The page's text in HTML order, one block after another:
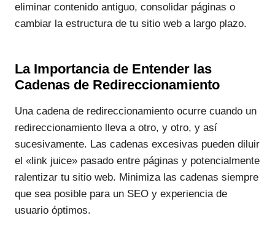
eliminar contenido antiguo, consolidar páginas o
cambiar la estructura de tu sitio web a largo plazo.
La Importancia de Entender las
Cadenas de Redireccionamiento
Una cadena de redireccionamiento ocurre cuando un
redireccionamiento lleva a otro, y otro, y así
sucesivamente. Las cadenas excesivas pueden diluir
el «link juice» pasado entre páginas y potencialmente
ralentizar tu sitio web. Minimiza las cadenas siempre
que sea posible para un SEO y experiencia de
usuario óptimos.